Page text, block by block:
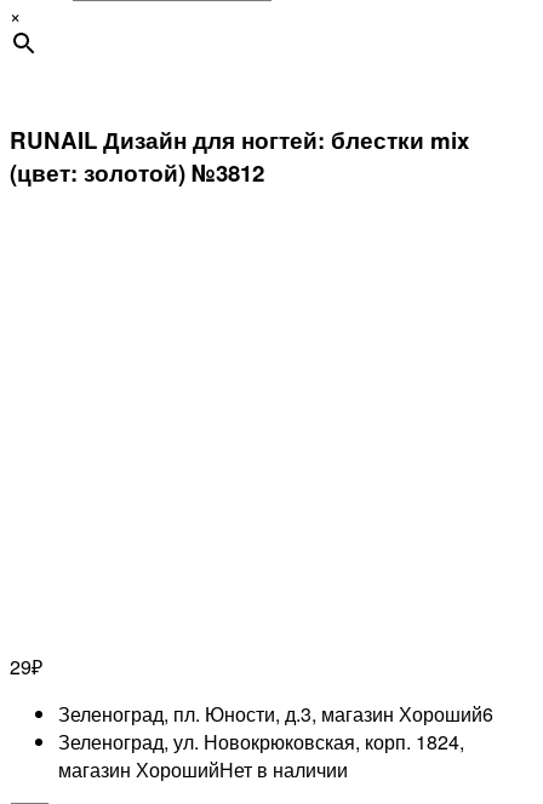
×
RUNAIL Дизайн для ногтей: блестки mix
(цвет: золотой) №3812
29₽
Зеленоград, пл. Юности, д.3, магазин Хороший6
Зеленоград, ул. Новокрюковская, корп. 1824,
магазин ХорошийНет в наличии